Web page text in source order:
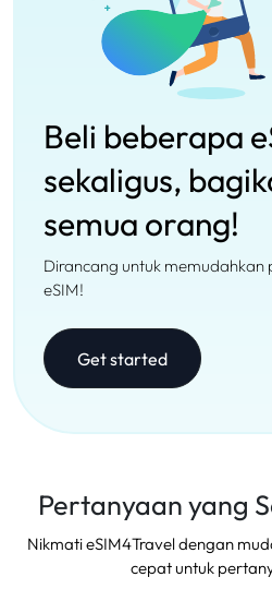
Beli beberapa
sekaligus,
semua orang!
Dirancang untuk
eSIM!
Get started
Pertanyaan yang
Nikmati eSIM4Travel dengan
cepat untuk